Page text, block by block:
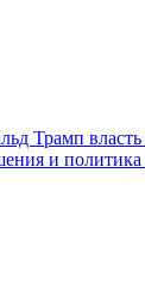
Трамп власть
и политика